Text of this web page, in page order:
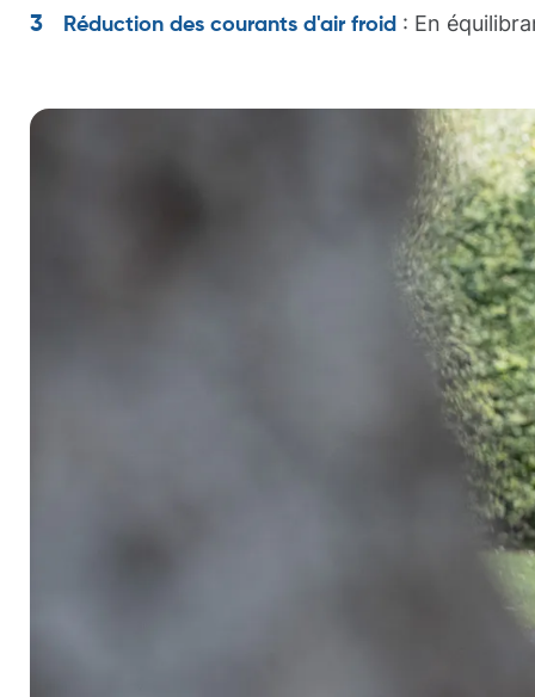
Réduction des courants d'air froid : En